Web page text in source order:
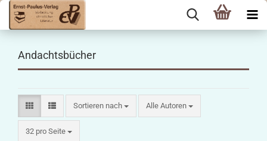
Andachtsbücher
Sortieren nach
Sortieren nach Alle Autoren
32 pro Seite
pro Seite